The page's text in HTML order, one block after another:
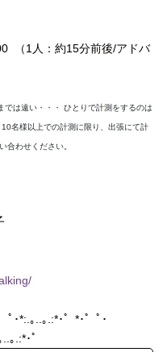
（1人：約15分前後/アドバ
では遠い・・・ ひとりで計測をするのは
名様以上での計測に限り、出張にて計
合わせください。
ﾟ･*:.｡..｡.:*･゜*･゜ﾟ･
｡.:*･゜